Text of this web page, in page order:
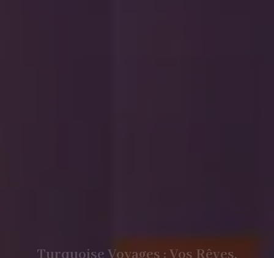
Turquoise Voyages : Vos Rêves,